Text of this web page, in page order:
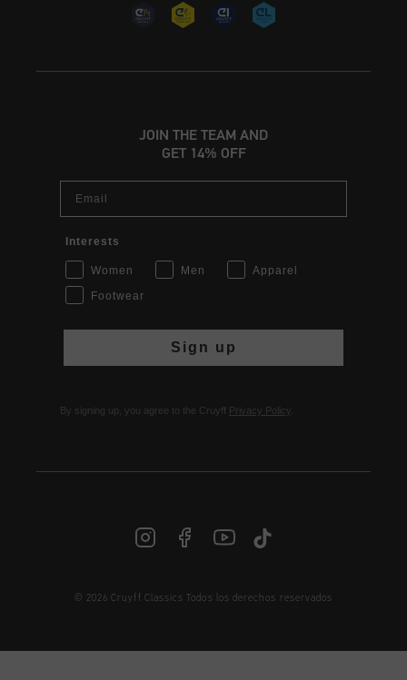
ES | € EUR
JOIN THE TEAM AND
GET 14% OFF
Interests
Women Men
Apparel
Footwear
Sign up
By signing up, you agree to the Cruyff Privacy Policy
© 2026 Cruyff Classics Todos los derechos reservados